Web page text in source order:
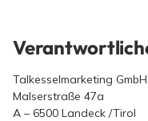
Talkesselmarketing GmbH
Malserstraße 47a
A – 6500 Landeck /Tirol